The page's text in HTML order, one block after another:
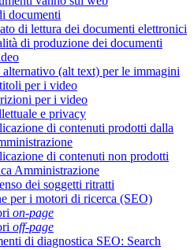
documenti
di lettura dei documenti elettronici
di produzione dei documenti
alternativo (alt text) per le immagini
per i video
per i video
e privacy
di contenuti prodotti dalla
di contenuti non prodotti
Amministrazione
dei soggetti ritratti
per i motori di ricerca (SEO)
on-page
off-page
di diagnostica SEO: Search